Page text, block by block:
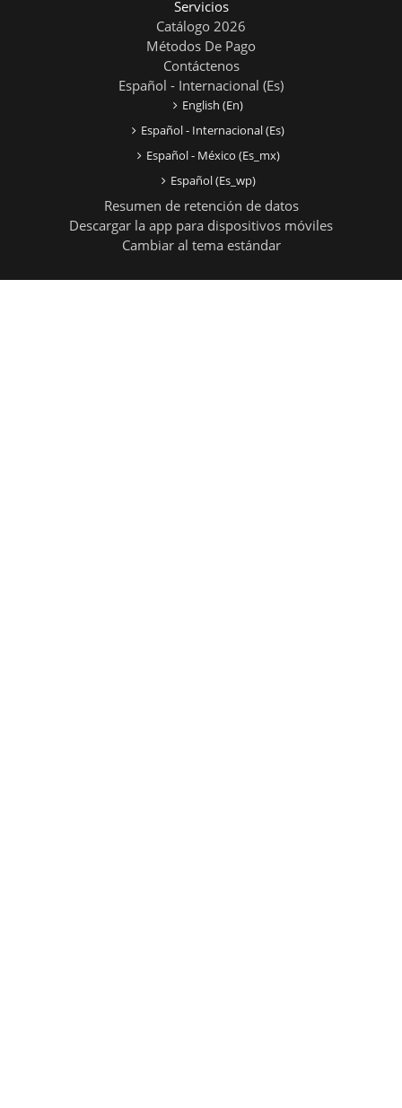
Servicios
Catálogo 2026
Métodos De Pago
Contáctenos
Español - Internacional ‎(es)‎
English ‎(en)‎
Español - Internacional ‎(es)‎
Español - México ‎(es_mx)‎
Español ‎(es_wp)‎
Resumen de retención de datos
Descargar la app para dispositivos móviles
Cambiar al tema estándar